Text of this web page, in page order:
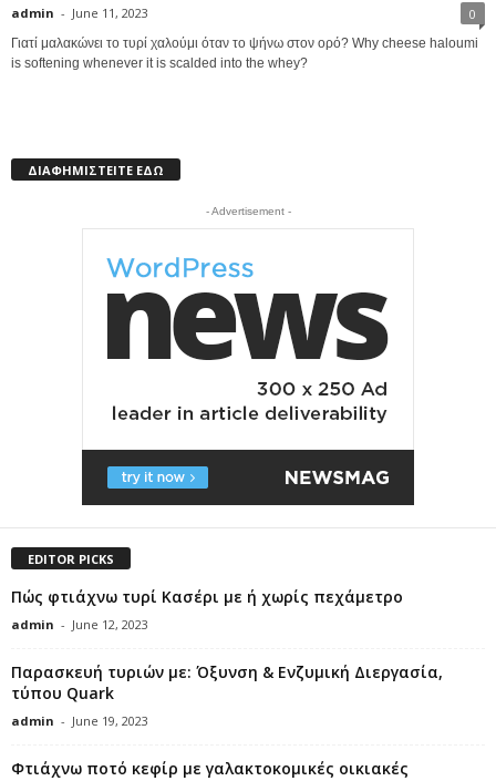
admin - June 11, 2023 0
Γιατί μαλακώνει το τυρί χαλούμι όταν το ψήνω στον ορό? Why cheese haloumi
is softening whenever it is scalded into the whey?
ΔΙΑΦΗΜΙΣΤΕΙΤΕ ΕΔΩ
- Advertisement -
EDITOR PICKS
Πώς φτιάχνω τυρί Κασέρι με ή χωρίς πεχάμετρο
admin - June 12, 2023
Παρασκευή τυριών με: Όξυνση & Ενζυμική Διεργασία,
τύπου Quark
admin - June 19, 2023
Φτιάχνω ποτό κεφίρ με γαλακτοκομικές οικιακές